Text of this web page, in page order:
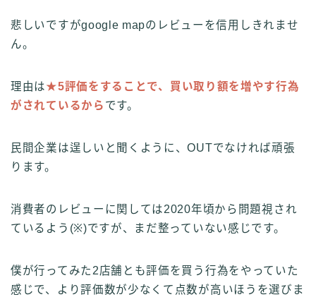
悲しいですがgoogle mapのレビューを信用しきれませ
ん。
理由は★5評価をすることで、買い取り額を増やす行為
がされているから です。
民間企業は逞しいと聞くように、OUTでなければ頑張
ります。
消費者のレビューに関しては2020年頃から問題視され
ているよう(※)ですが、まだ整っていない感じです。
僕が行ってみた2店舗とも評価を買う行為をやっていた
感じで、より評価数が少なくて点数が高いほうを選びま